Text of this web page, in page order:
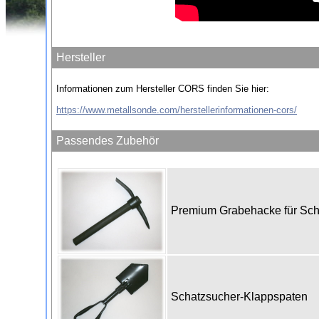
Hersteller
Informationen zum Hersteller CORS finden Sie hier:
https://www.metallsonde.com/herstellerinformationen-cors/
Passendes Zubehör
Premium Grabehacke für
Schatzsucher-Klappspaten